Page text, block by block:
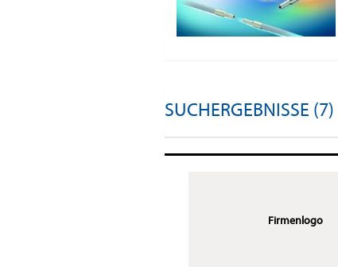
SUCHERGEBNISSE (7)
Firmenlogo